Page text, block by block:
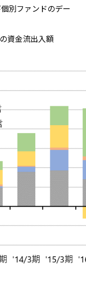
別ファンドのデー
資金流出入額